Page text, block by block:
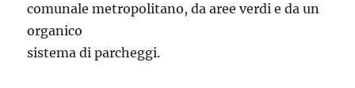
comunale metropolitano, da aree verdi e da un
organico
sistema di parcheggi.